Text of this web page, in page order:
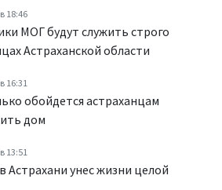
18:46
МОГ будут служить строго
Астраханской области
16:31
обойдется астраханцам
дом
13:51
Астрахани унес жизни целой